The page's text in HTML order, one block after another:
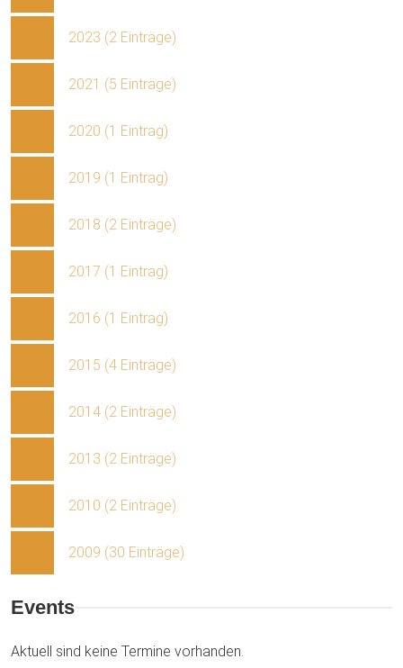
2023 (2 Einträge)
2021 (5 Einträge)
2020 (1 Eintrag)
2019 (1 Eintrag)
2018 (2 Einträge)
2017 (1 Eintrag)
2016 (1 Eintrag)
2015 (4 Einträge)
2014 (2 Einträge)
2013 (2 Einträge)
2010 (2 Einträge)
2009 (30 Einträge)
Events
Aktuell sind keine Termine vorhanden.